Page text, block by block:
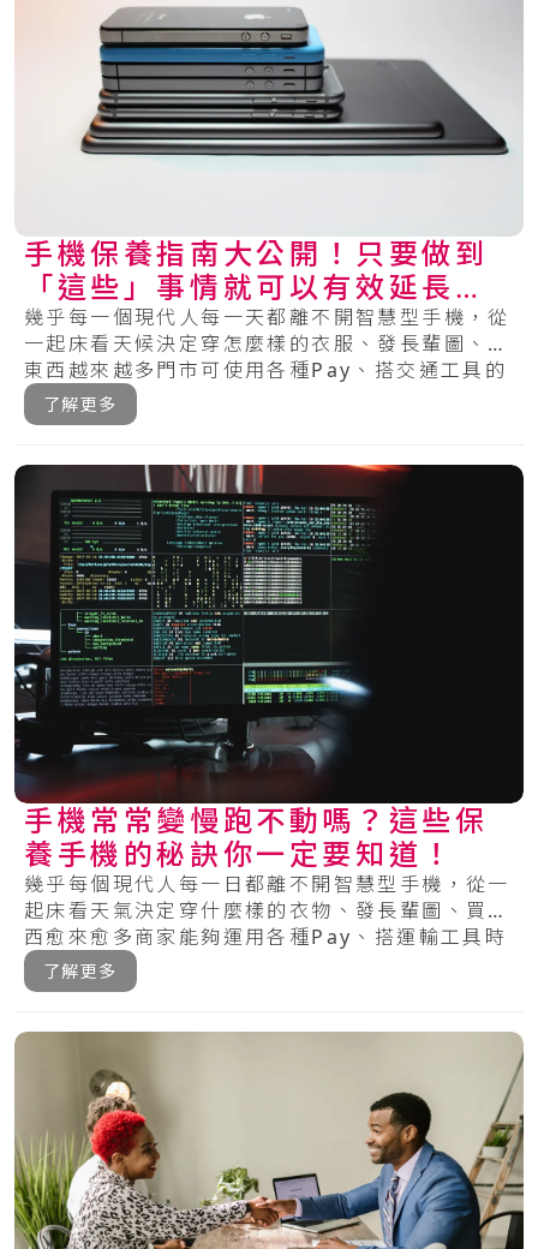
手機保養指南大公開！只要做到
「這些」事情就可以有效延長手
機的壽命～
幾乎每一個現代人每一天都離不開智慧型手機，從
一起床看天候決定穿怎麼樣的衣服、發長輩圖、買
東西越來越多門市可使用各種Pay、搭交通工具的
時.....
了解更多
手機常常變慢跑不動嗎？這些保
養手機的秘訣你一定要知道！
幾乎每個現代人每一日都離不開智慧型手機，從一
起床看天氣決定穿什麼樣的衣物、發長輩圖、買東
西愈來愈多商家能夠運用各種Pay、搭運輸工具時
可.....
了解更多